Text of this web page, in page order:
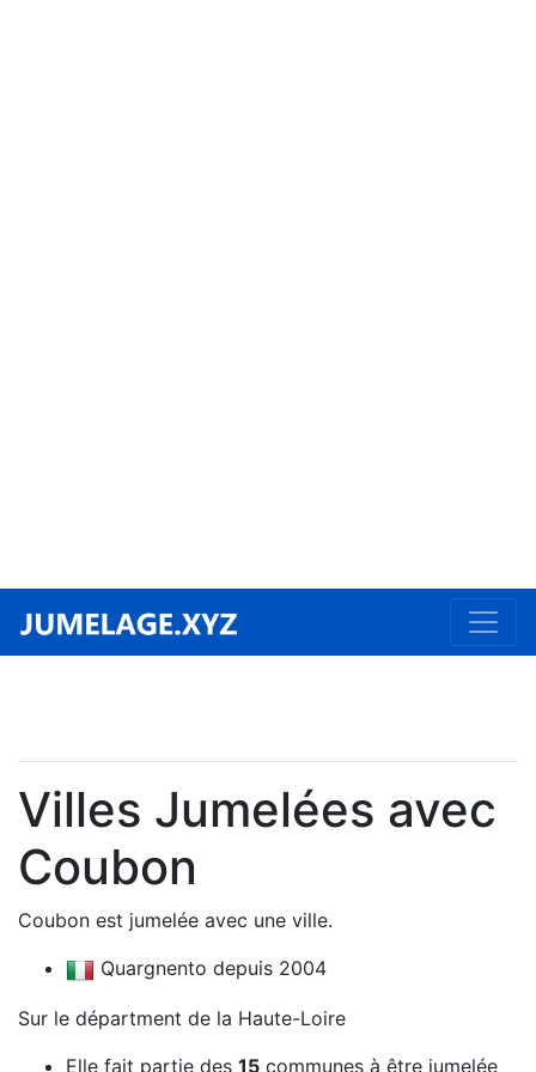
Villes Jumelées avec
Coubon
Coubon est jumelée avec une ville.
Quargnento depuis 2004
Sur le départment de la Haute-Loire
Elle fait partie des 15 communes à être jumelée